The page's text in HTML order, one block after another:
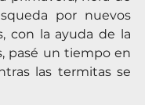
por nuevos
con la ayuda de la
pasé un tiempo en
las termitas se